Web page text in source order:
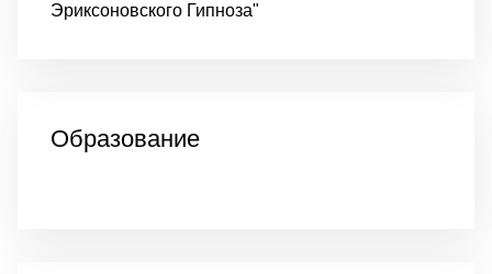
Эриксоновского Гипноза"
Образование